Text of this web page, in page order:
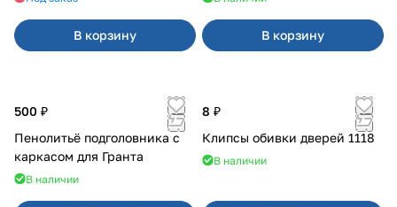
В корзину В корзину
500 ₽
Пенолитьё подголовника с
каркасом для Гранта
В наличии
8 ₽
Клипсы обивки дверей 1118
В наличии